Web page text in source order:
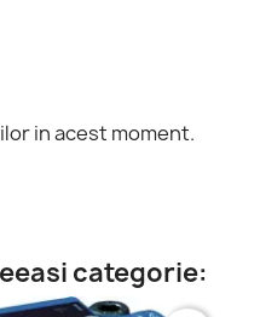
produs electric
performanțe
in acest moment.